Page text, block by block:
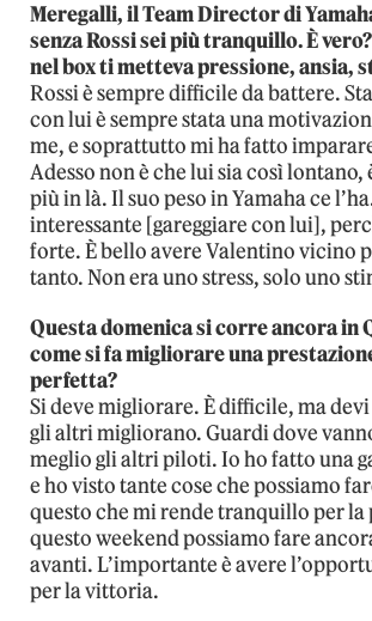
Meregalli, il Team Director di
senza Rossi sei più tranquillo. È
nel box ti metteva pressione, ansia,
Rossi è sempre difficile da battere.
con lui è sempre stata una
me, e soprattutto mi ha fatto
Adesso non è che lui sia così lontano,
più in là. Il suo peso in Yamaha ce
interessante [gareggiare con lui],
forte. È bello avere Valentino vicino
tanto. Non era uno stress, solo uno
Questa domenica si corre ancora in
come si fa migliorare una
perfetta?
Si deve migliorare. È difficile, ma
gli altri migliorano. Guardi dove
meglio gli altri piloti. Io ho fatto una
e ho visto tante cose che possiamo
questo che mi rende tranquillo per la
questo weekend possiamo fare
avanti. L’importante è avere
per la vittoria.